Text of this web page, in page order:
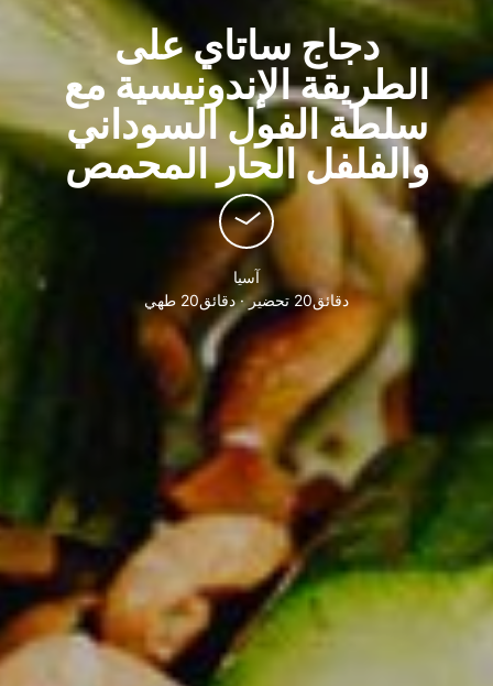
دجاج ساتاي على
الطريقة الإندونيسية مع
سلطة الفول السوداني
والفلفل الحار المحمص
آسيا
دقائق20 تحضير · دقائق20 طهي